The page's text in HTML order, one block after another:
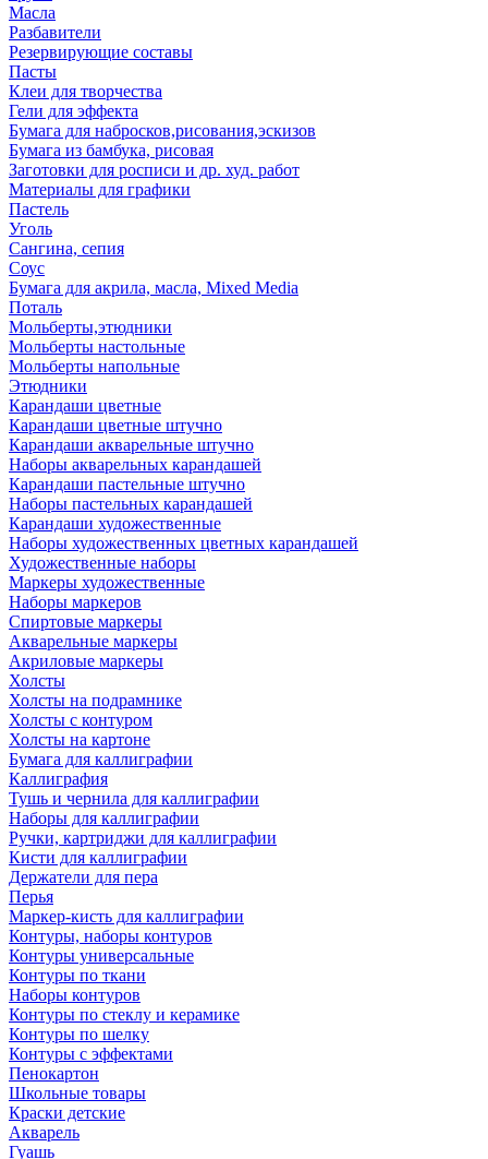
Масла
Разбавители
Резервирующие составы
Пасты
Клеи для творчества
Гели для эффекта
Бумага для набросков,рисования,эскизов
Бумага из бамбука, рисовая
Заготовки для росписи и др. худ. работ
Материалы для графики
Пастель
Уголь
Сангина, сепия
Соус
Бумага для акрила, масла, Mixed Media
Поталь
Мольберты,этюдники
Мольберты настольные
Мольберты напольные
Этюдники
Карандаши цветные
Карандаши цветные штучно
Карандаши акварельные штучно
Наборы акварельных карандашей
Карандаши пастельные штучно
Наборы пастельных карандашей
Карандаши художественные
Наборы художественных цветных карандашей
Художественные наборы
Маркеры художественные
Наборы маркеров
Спиртовые маркеры
Акварельные маркеры
Акриловые маркеры
Холсты
Холсты на подрамнике
Холсты с контуром
Холсты на картоне
Бумага для каллиграфии
Каллиграфия
Тушь и чернила для каллиграфии
Наборы для каллиграфии
Ручки, картриджи для каллиграфии
Кисти для каллиграфии
Держатели для пера
Перья
Маркер-кисть для каллиграфии
Контуры, наборы контуров
Контуры универсальные
Контуры по ткани
Наборы контуров
Контуры по стеклу и керамике
Контуры по шелку
Контуры с эффектами
Пенокартон
Школьные товары
Краски детские
Акварель
Гуашь